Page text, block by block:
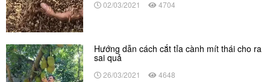
02/03/2021 4704
Hướng dẫn cách cắt tỉa cành mít thái cho ra
sai quả
26/03/2021 4648